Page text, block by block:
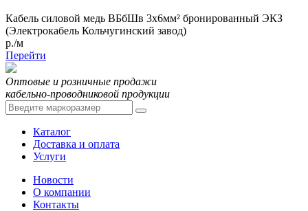
Кабель силовой медь ВБбШв 3x6мм² бронированный ЭКЗ
(Электрокабель Кольчугинский завод)
р./м
Перейти
Оптовые и розничные продажи
кабельно-проводниковой продукции
Каталог
Доставка и оплата
Услуги
Новости
О компании
Контакты